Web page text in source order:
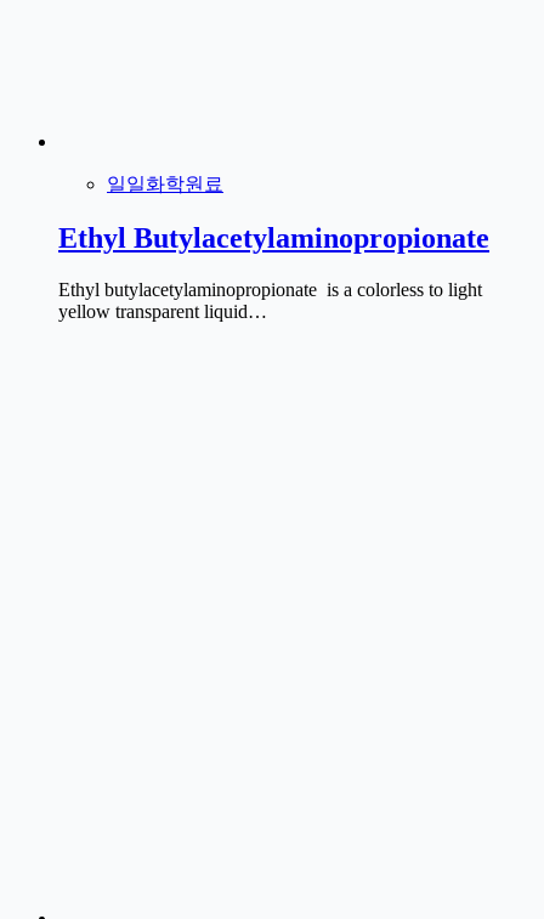
일일화학원료
Ethyl Butylacetylaminopropionate
Ethyl butylacetylaminopropionate is a colorless to light
yellow transparent liquid…